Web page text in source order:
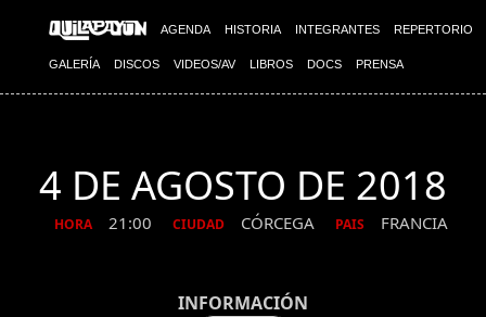
AGENDA HISTORIA INTEGRANTES REPERTORIO
GALERÍA DISCOS VIDEOS/AV LIBROS DOCS PRENSA
4 DE AGOSTO DE 2018
HORA 21:00 CIUDAD CÓRCEGA PAIS FRANCIA
INFORMACIÓN